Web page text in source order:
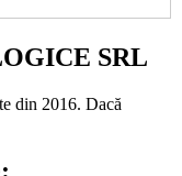
SRL
din 2016. Dacă